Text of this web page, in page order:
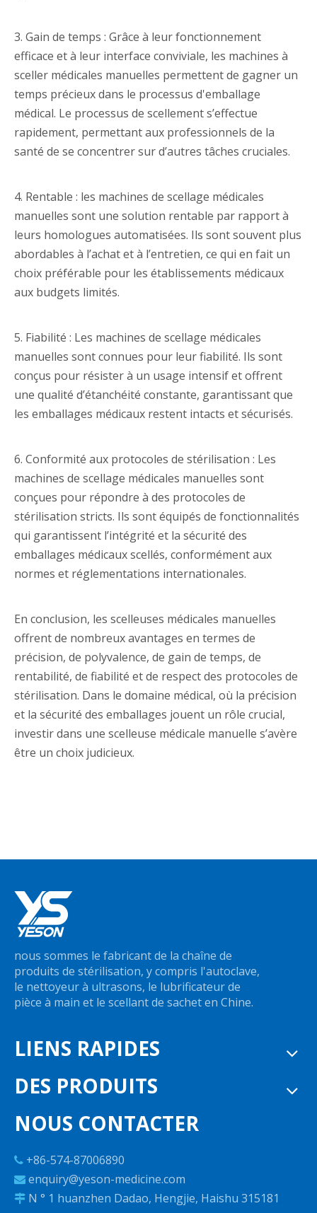
3. Gain de temps : Grâce à leur fonctionnement
efficace et à leur interface conviviale, les machines à
sceller médicales manuelles permettent de gagner un
temps précieux dans le processus d'emballage
médical. Le processus de scellement s’effectue
rapidement, permettant aux professionnels de la
santé de se concentrer sur d’autres tâches cruciales.
4. Rentable : les machines de scellage médicales
manuelles sont une solution rentable par rapport à
leurs homologues automatisées. Ils sont souvent plus
abordables à l’achat et à l’entretien, ce qui en fait un
choix préférable pour les établissements médicaux
aux budgets limités.
5. Fiabilité : Les machines de scellage médicales
manuelles sont connues pour leur fiabilité. Ils sont
conçus pour résister à un usage intensif et offrent
une qualité d’étanchéité constante, garantissant que
les emballages médicaux restent intacts et sécurisés.
6. Conformité aux protocoles de stérilisation : Les
machines de scellage médicales manuelles sont
conçues pour répondre à des protocoles de
stérilisation stricts. Ils sont équipés de fonctionnalités
qui garantissent l’intégrité et la sécurité des
emballages médicaux scellés, conformément aux
normes et réglementations internationales.
En conclusion, les scelleuses médicales manuelles
offrent de nombreux avantages en termes de
précision, de polyvalence, de gain de temps, de
rentabilité, de fiabilité et de respect des protocoles de
stérilisation. Dans le domaine médical, où la précision
et la sécurité des emballages jouent un rôle crucial,
investir dans une scelleuse médicale manuelle s’avère
être un choix judicieux.
nous sommes le fabricant de la chaîne de
produits de stérilisation, y compris l'autoclave,
le nettoyeur à ultrasons, le lubrificateur de
pièce à main et le scellant de sachet en Chine.
LIENS RAPIDES
DES PRODUITS
NOUS CONTACTER
 +86-574-87006890
 enquiry@yeson-medicine.com
 N ° 1 huanzhen Dadao, Hengjie, Haishu 315181